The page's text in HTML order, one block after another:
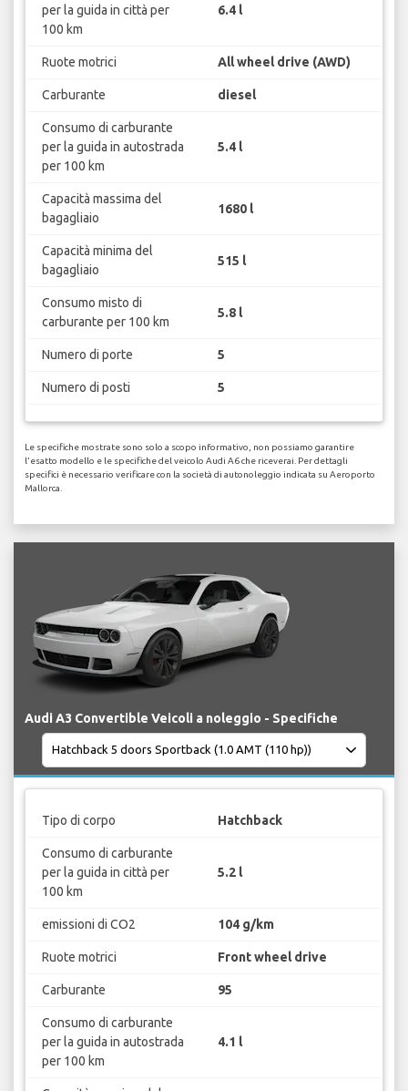
per la guida in città per
100 km
6.4 l
Ruote motrici All wheel drive (AWD)
Carburante diesel
Consumo di carburante
per la guida in autostrada
per 100 km
5.4 l
Capacità massima del
bagagliaio
1680 l
Capacità minima del
bagagliaio
515 l
Consumo misto di
carburante per 100 km
5.8 l
Numero di porte 5
Numero di posti 5
Le specifiche mostrate sono solo a scopo informativo, non possiamo garantire
l'esatto modello e le specifiche del veicolo Audi A6 che riceverai. Per dettagli
specifici è necessario verificare con la società di autonoleggio indicata su Aeroporto
Mallorca.
Audi A3 Convertible Veicoli a noleggio - Specifiche
Tipo di corpo Hatchback
Consumo di carburante
per la guida in città per
100 km
5.2 l
emissioni di CO2 104 g/km
Ruote motrici Front wheel drive
Carburante 95
Consumo di carburante
per la guida in autostrada
per 100 km
4.1 l